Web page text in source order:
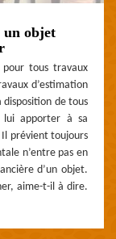
objet
pour tous travaux
d’estimation
disposition de tous
lui apporter à sa
Il prévient toujours
n’entre pas en
d’un objet.
aime-t-il à dire.